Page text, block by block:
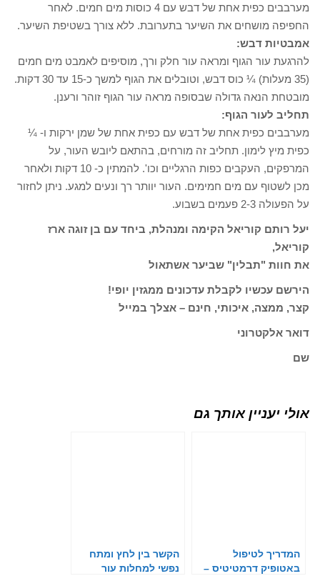
מערבבים כפית אחת של דבש עם 4 כוסות מים חמים. לאחר
החפיפה מושחים את השיער בתערובת. ללא צורך בשטיפת השיער.
אמבטיות דבש:
להרגעת עור הגוף ומראה עור חלק ורך, מוסיפים לאמבט מים חמים
(35 מעלות) ¼ כוס דבש, וטובלים את הגוף למשך כ-15 עד 30 דקות.
מובטחת הנאה גדולה שבסופה מראה עור הגוף זוהר ורענן.
תחליב לעור הגוף:
מערבבים כפית אחת של דבש עם כפית אחת של שמן ירקות ו- ¼
כפית מיץ לימון. תחליב זה מורחים, בהתאם ליובש העור, על
המרפקים, העקבים כפות הרגליים וכו'. להמתין כ- 10 דקות ולאחר
מכן לשטוף עם מים חמימים. העור יוותר רך ונעים למגע. ניתן לחזור
על הפעולה 2-3 פעמים בשבוע.
יעל רותם קוריאל הקימה ומנהלת, ביחד עם בן זוגה ארז
קוריאל,
את חוות "תבלין" שביער אשתאול
הירשם עכשיו לקבלת עדכונים ממגזין יופי!
קצר, ממצה, איכותי, חינם – אצלך במייל
דואר אלקטרוני
שם
אולי יעניין אותך גם
המדריך לטיפול
באטופיק דרמטיטיס –
הקשר בין לחץ ומתח
נפשי למחלות עור